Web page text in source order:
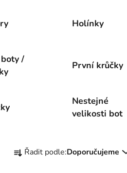
Holínky
/
První krůčky
Nestejné
velikosti bot
a Řadit podle:Doporučujeme